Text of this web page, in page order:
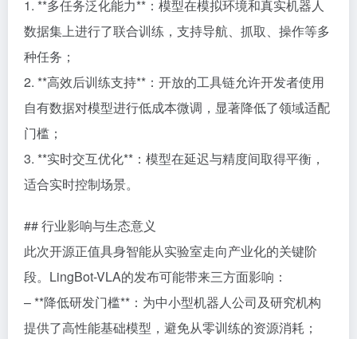
1. **多任务泛化能力**：模型在模拟环境和真实机器人
数据集上进行了联合训练，支持导航、抓取、操作等多
种任务；
2. **高效后训练支持**：开放的工具链允许开发者使用
自有数据对模型进行低成本微调，显著降低了领域适配
门槛；
3. **实时交互优化**：模型在延迟与精度间取得平衡，
适合实时控制场景。
## 行业影响与生态意义
此次开源正值具身智能从实验室走向产业化的关键阶
段。LingBot-VLA的发布可能带来三方面影响：
– **降低研发门槛**：为中小型机器人公司及研究机构
提供了高性能基础模型，避免从零训练的资源消耗；